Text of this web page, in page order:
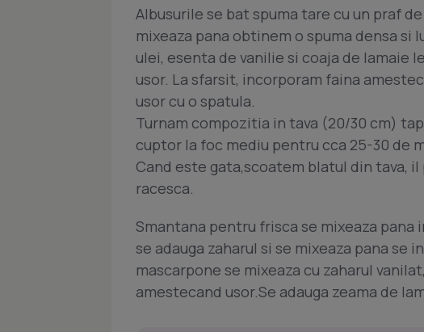
Albusurile se bat spuma tare cu un praf
mixeaza pana obtinem o spuma densa si
ulei, esenta de vanilie si coaja de lamaie
usor. La sfarsit, incorporam faina
usor cu o spatula.
Turnam compozitia in tava (20/30 cm)
cuptor la foc mediu pentru cca 25-30 de
Cand este gata,scoatem blatul din tava,
racesca.
Smantana pentru frisca se mixeaza
se adauga zaharul si se mixeaza pana se
mascarpone se mixeaza cu zaharul
amestecand usor.Se adauga zeama de